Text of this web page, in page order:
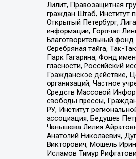
Лилит, Правозащитная
граждан Штаб, Институт
Открытый Петербург,
информации, Горячая
Благотворительный
Серебряная тайга, Так-
Парк Гагарина, Фонд
гласности, Российский
Гражданское действие,
организаций, Частное
Средств Массовой
свободы прессы,
РУ, Институт
ассоциация, Бедушев
Чанышева Лилия
Анатолий Николаевич,
Викторович, Мошель
Исламов Тимур